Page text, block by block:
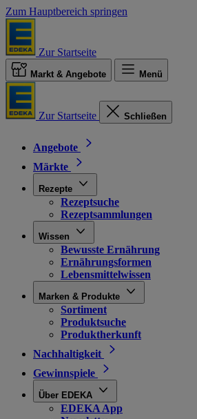
Zum Hauptbereich springen
Zur Startseite
Markt & Angebote Menü
Zur Startseite Schließen
Angebote
Märkte
Rezepte
Rezeptsuche
Rezeptsammlungen
Wissen
Bewusste Ernährung
Ernährungsformen
Lebensmittelwissen
Marken & Produkte
Sortiment
Produktsuche
Produktherkunft
Nachhaltigkeit
Gewinnspiele
Über EDEKA
EDEKA App